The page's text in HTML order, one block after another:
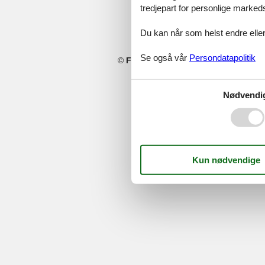
© Feline Holidays -Feline Holidays A/S
tredjepart for personlige
Du kan når som helst endre
Se også vår Persondatapolitik